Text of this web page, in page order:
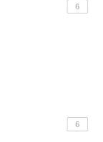
6
6